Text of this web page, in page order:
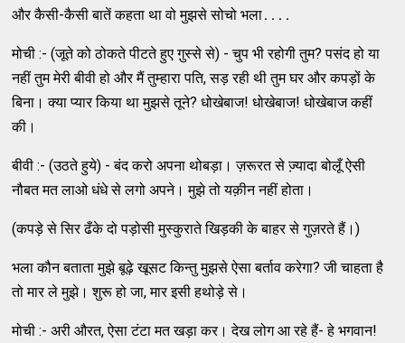
और कैसी-कैसी बातें कहता था वो मुझसे सोचो भला․․․․
मोची :- (जूते को ठोकते पीटते हुए गु़स्‍से से) - चुप भी रहोगी तुम? पसंद हो या
नहीं तुम मेरी बीवी हो और मैं तुम्‍हारा पति, सड़ रही थी तुम घर और कपड़ों के
बिना। क्‍या प्‍यार किया था मुझसे तूने? धोखेबाज! धोखेबाज! धोखेबाज कहीं
की।
बीवी :- (उठते हुये) - बंद करो अपना थोबड़ा। ज़रूरत से ज्‍़यादा बोलूँ ऐसी
नौबत मत लाओ धंधे से लगो अपने। मुझे तो यक़ीन नहीं होता।
(कपड़े से सिर ढँके दो पड़ोसी मुस्‍कुराते खिड़की के बाहर से गुज़रते हैं।)
भला कौन बताता मुझे बूढ़े खूसट किन्‍तु मुझसे ऐसा बर्ताव करेगा? जी चाहता है
तो मार ले मुझे। शुरू हो जा, मार इसी हथोड़े से।
मोची :- अरी औरत, ऐसा टंटा मत खड़ा कर। देख लोग आ रहे हैं- हे भगवान!